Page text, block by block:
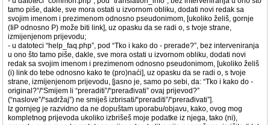
tamo piše, dakle, sve mora ostati u izvornom obliku, dodati novi redak sa
svojim imenom i prezimenom odnosno pseudonimom, [ukoliko želiš, gornje
(IiP odnosno P) može biti link], uz opasku da se radi o, s tvoje strane,
izmijenjenom prijevodu;
- u datoteci “help_faq.php”, pod “Tko i kako do - prerade?”, bez interveniranja
u ono što tamo piše, dakle, sve mora ostati u izvornom obliku, dodati novi
redak sa svojim imenom i prezimenom odnosno pseudonimom, [ukoliko želiš
(i) link do tebe odnosno kako te (pro)naći], uz opasku da se radi o, s tvoje
strane, izmijenjenom prijevodu, [jasno je, samo po sebi, da: “Tko i kako do -
original?”/“Smijem li “preraditi”/“prerađivati” ovaj prijevod?”
(“naslove”/“sadržaj”) ne smiješ izbrisati/“preraditi”/“prerađivati”].
Iz gornjeg je razvidno da ne dopuštam uporabu/objavu, kako, ovog mog
kompletnog prijevoda ukoliko izbrišeš moje podatke iz njega, tako (ni),